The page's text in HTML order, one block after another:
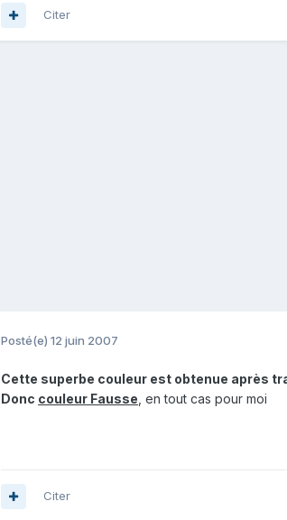
Citer
Posté(e) 12 juin 2007
Cette superbe couleur est obtenue après
Donc couleur Fausse , en tout cas pour moi
Citer